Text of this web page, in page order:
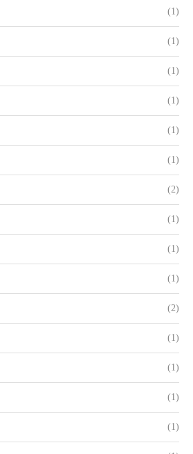
(1)
(1)
(1)
(1)
(1)
(1)
(2)
(1)
(1)
(1)
(2)
(1)
(1)
(1)
(1)